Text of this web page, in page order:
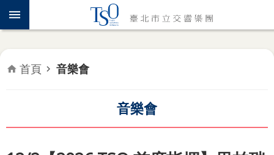
跳到主要內容區塊
認
識
年
音
首頁 音樂會
音樂會